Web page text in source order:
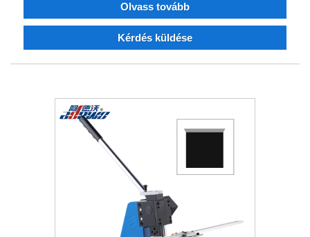
Olvass tovább
Kérdés küldése